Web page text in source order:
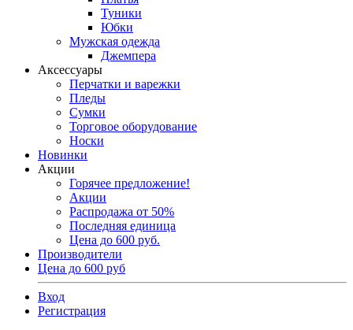
Туники
Юбки
Мужская одежда
Джемпера
Аксессуары
Перчатки и варежки
Пледы
Сумки
Торговое оборудование
Носки
Новинки
Акции
Горячее предложение!
Акции
Распродажа от 50%
Последняя единица
Цена до 600 руб.
Производители
Цена до 600 руб
Вход
Регистрация